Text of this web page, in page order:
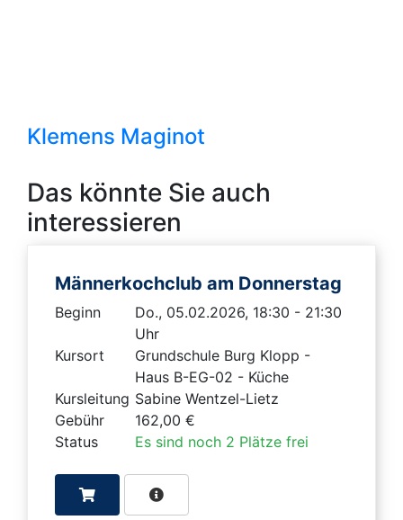
Klemens Maginot
Das könnte Sie auch
interessieren
Männerkochclub am Donnerstag
Beginn
Do., 05.02.2026, 18:30 - 21:30
Uhr
Kursort
Grundschule Burg Klopp -
Haus B-EG-02 - Küche
Kursleitung Sabine Wentzel-Lietz
Gebühr
162,00 €
Status
Es sind noch 2 Plätze frei